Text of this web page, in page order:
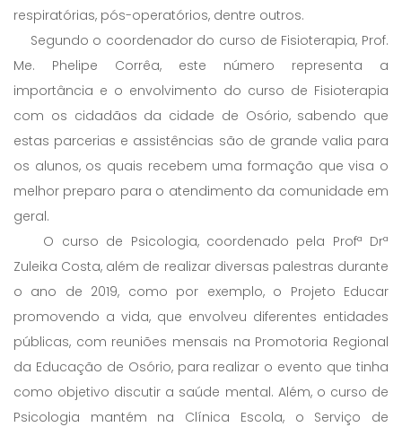
respiratórias, pós-operatórios, dentre outros.
Segundo o coordenador do curso de Fisioterapia, Prof.
Me. Phelipe Corrêa, este número representa a
importância e o envolvimento do curso de Fisioterapia
com os cidadãos da cidade de Osório, sabendo que
estas parcerias e assistências são de grande valia para
os alunos, os quais recebem uma formação que visa o
melhor preparo para o atendimento da comunidade em
geral.
O curso de Psicologia, coordenado pela Profª Drª
Zuleika Costa, além de realizar diversas palestras durante
o ano de 2019, como por exemplo, o Projeto Educar
promovendo a vida, que envolveu diferentes entidades
públicas, com reuniões mensais na Promotoria Regional
da Educação de Osório, para realizar o evento que tinha
como objetivo discutir a saúde mental. Além, o curso de
Psicologia mantém na Clínica Escola, o Serviço de